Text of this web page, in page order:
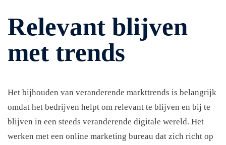
Relevant blijven
met trends
Het bijhouden van veranderende markttrends is belangrijk
omdat het bedrijven helpt om relevant te blijven en bij te
blijven in een steeds veranderende digitale wereld. Het
werken met een online marketing bureau dat zich richt op